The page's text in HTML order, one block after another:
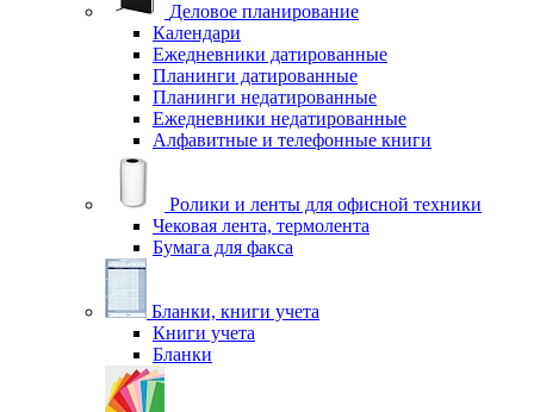
Деловое планирование
Календари
Ежедневники датированные
Планинги датированные
Планинги недатированные
Ежедневники недатированные
Алфавитные и телефонные книги
Ролики и ленты для офисной техники
Чековая лента, термолента
Бумага для факса
Бланки, книги учета
Книги учета
Бланки